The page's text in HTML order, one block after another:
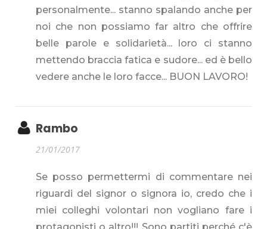
personalmente... stanno spalando anche per
noi che non possiamo far altro che offrire
belle parole e solidarietà... loro ci stanno
mettendo braccia fatica e sudore... ed è bello
vedere anche le loro facce... BUON LAVORO!
Rambo
21/01/2017
Se posso permettermi di commentare nei
riguardi del signor o signora io, credo che i
miei colleghi volontari non vogliano fare i